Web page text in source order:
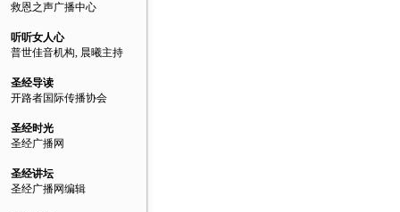
救恩之声广播中心
听听女人心
普世佳音机构, 晨曦主持
圣经导读
开路者国际传播协会
圣经时光
圣经广播网
圣经讲坛
圣经广播网编辑